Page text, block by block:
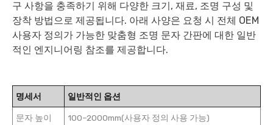
구 사항을 충족하기 위해 다양한 크기, 재료, 조명 구성 및
장착 방법으로 제공됩니다. 아래 사양은 요청 시 전체 OEM
사용자 정의가 가능한 맞춤형 조명 문자 간판에 대한 일반
적인 엔지니어링 참조를 제공합니다.
명세서 일반적인 옵션
문자 높이 100–2000mm(사용자 정의 사용 가능)